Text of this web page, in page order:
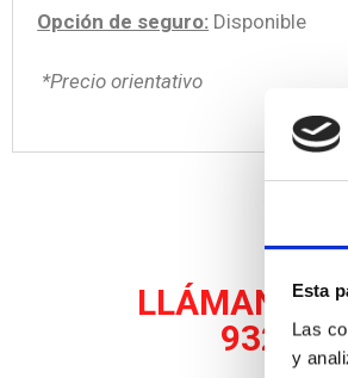
Esta
Las
y
Opción de seguro: Disponible
*Precio orientativo
LLÁMANOS
932